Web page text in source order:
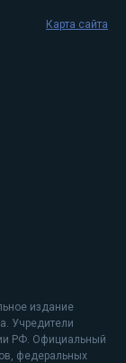
издание
Учредители
РФ. Официальный
федеральных
Карта сайта